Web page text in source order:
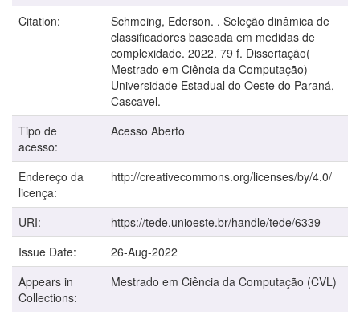
Citation:
Schmeing, Ederson. . Seleção dinâmica de
classificadores baseada em medidas de
complexidade. 2022. 79 f. Dissertação(
Mestrado em Ciência da Computação) -
Universidade Estadual do Oeste do Paraná,
Cascavel.
Tipo de
acesso:
Acesso Aberto
Endereço da
licença:
http://creativecommons.org/licenses/by/4.0/
URI:
https://tede.unioeste.br/handle/tede/6339
Issue Date:
26-Aug-2022
Appears in
Collections:
Mestrado em Ciência da Computação (CVL)